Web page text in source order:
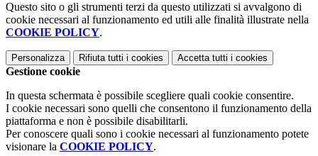
Questo sito o gli strumenti terzi da questo utilizzati si avvalgono di
cookie necessari al funzionamento ed utili alle finalità illustrate nella
COOKIE POLICY.
Personalizza Rifiuta tutti i cookies Accetta tutti i cookies
Gestione cookie
In questa schermata è possibile scegliere quali cookie consentire.
I cookie necessari sono quelli che consentono il funzionamento della
piattaforma e non è possibile disabilitarli.
Per conoscere quali sono i cookie necessari al funzionamento potete
visionare la COOKIE POLICY.